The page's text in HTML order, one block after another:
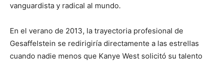
vanguardista y radical al mundo.
En el verano de 2013, la trayectoria profesional de
Gesaffelstein se redirigiría directamente a las estrellas
cuando nadie menos que Kanye West solicitó su talento